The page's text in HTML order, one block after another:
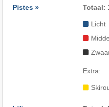
Pistes » Totaal:
Licht
Extra: